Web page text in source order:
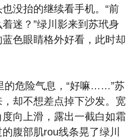
没抬的继续看手机。“前
迷？”绿川影来到苏玳身
色眼睛格外好看，此时却
危险气息，“好嘛……”苏
却不想差点掉下沙发。宽
向上滑，露出一截白如霜
腹部肌rou线条晃了绿川